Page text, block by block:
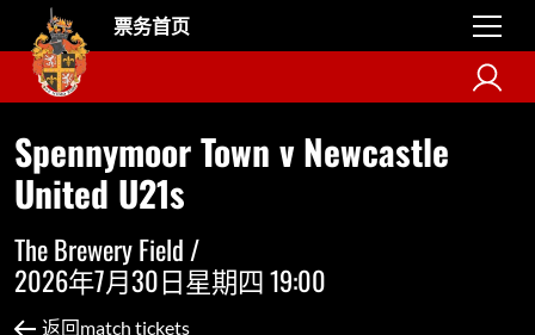
票务首页
Spennymoor Town v Newcastle
United U21s
The Brewery Field /
2026年7月30日星期四 19:00
返回match tickets